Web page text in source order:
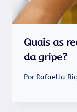
Quais as
da gripe?
Por Rafaella